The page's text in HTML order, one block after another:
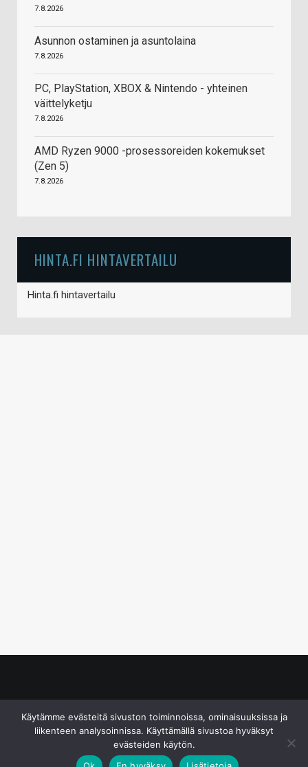
7.8.2026
Asunnon ostaminen ja asuntolaina
7.8.2026
PC, PlayStation, XBOX & Nintendo - yhteinen
väittelyketju
7.8.2026
AMD Ryzen 9000 -prosessoreiden kokemukset
(Zen 5)
7.8.2026
HINTA.FI HINTAVERTAILU
Hinta.fi hintavertailu
Käytämme evästeitä sivuston toiminnoissa, ominaisuuksissa ja
liikenteen analysoinnissa. Käyttämällä sivustoa hyväksyt
evästeiden käytön.